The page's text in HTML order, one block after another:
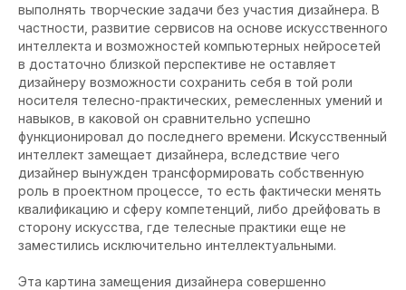
выполнять творческие задачи без участия дизайнера. В
частности, развитие сервисов на основе искусственного
интеллекта и возможностей компьютерных нейросетей
в достаточно близкой перспективе не оставляет
дизайнеру возможности сохранить себя в той роли
носителя телесно-практических, ремесленных умений и
навыков, в каковой он сравнительно успешно
функционировал до последнего времени. Искусственный
интеллект замещает дизайнера, вследствие чего
дизайнер вынужден трансформировать собственную
роль в проектном процессе, то есть фактически менять
квалификацию и сферу компетенций, либо дрейфовать в
сторону искусства, где телесные практики еще не
заместились исключительно интеллектуальными.
Эта картина замещения дизайнера совершенно